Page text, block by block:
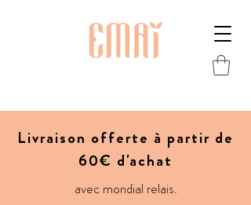
Livraison offerte à partir de
60€ d'achat
avec mondial relais.